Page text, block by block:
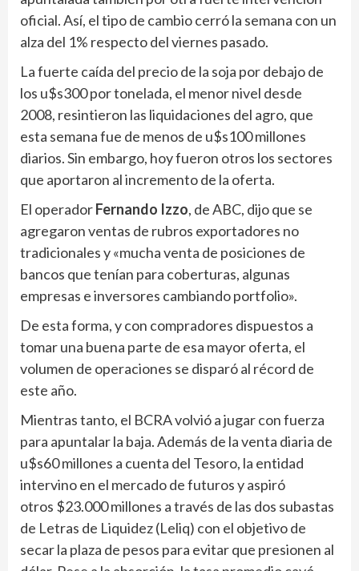
oficial. Así, el tipo de cambio cerró la semana con un
alza del 1% respecto del viernes pasado.
La fuerte caída del precio de la soja por debajo de
los u$s300 por tonelada, el menor nivel desde
2008, resintieron las liquidaciones del agro, que
esta semana fue de menos de u$s100 millones
diarios. Sin embargo, hoy fueron otros los sectores
que aportaron al incremento de la oferta.
El operadorFernando Izzo, de ABC, dijo que se
agregaron ventas de rubros exportadores no
tradicionales y «mucha venta de posiciones de
bancos que tenían para coberturas, algunas
empresas e inversores cambiando portfolio».
De esta forma, y con compradores dispuestos a
tomar una buena parte de esa mayor oferta, el
volumen de operaciones se disparó al récord de
este año.
Mientras tanto, el BCRA volvió a jugar con fuerza
para apuntalar la baja. Además de la venta diaria de
u$s60 millones a cuenta del Tesoro, la entidad
intervino en el mercado de futuros y aspiró
otros $23.000 millones a través de las dos subastas
de Letras de Liquidez (Leliq) con el objetivo de
secar la plaza de pesos para evitar que presionen al